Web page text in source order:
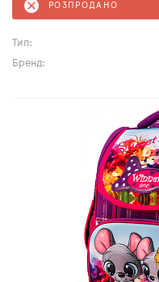
РОЗПРОДАНО
Тип:
Бренд: